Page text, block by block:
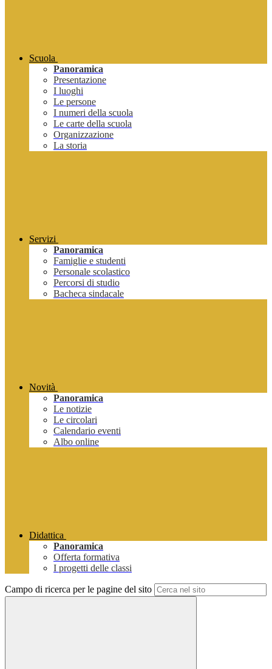
Scuola
Panoramica
Presentazione
I luoghi
Le persone
I numeri della scuola
Le carte della scuola
Organizzazione
La storia
Servizi
Panoramica
Famiglie e studenti
Personale scolastico
Percorsi di studio
Bacheca sindacale
Novità
Panoramica
Le notizie
Le circolari
Calendario eventi
Albo online
Didattica
Panoramica
Offerta formativa
I progetti delle classi
Campo di ricerca per le pagine del sito